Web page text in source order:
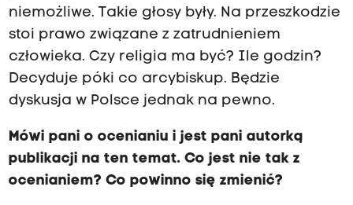
niemożliwe. Takie głosy były. Na przeszkodzie
stoi prawo związane z zatrudnieniem
człowieka. Czy religia ma być? Ile godzin?
Decyduje póki co arcybiskup. Będzie
dyskusja w Polsce jednak na pewno.
Mówi pani o ocenianiu i jest pani autorką
publikacji na ten temat. Co jest nie tak z
ocenianiem? Co powinno się zmienić?